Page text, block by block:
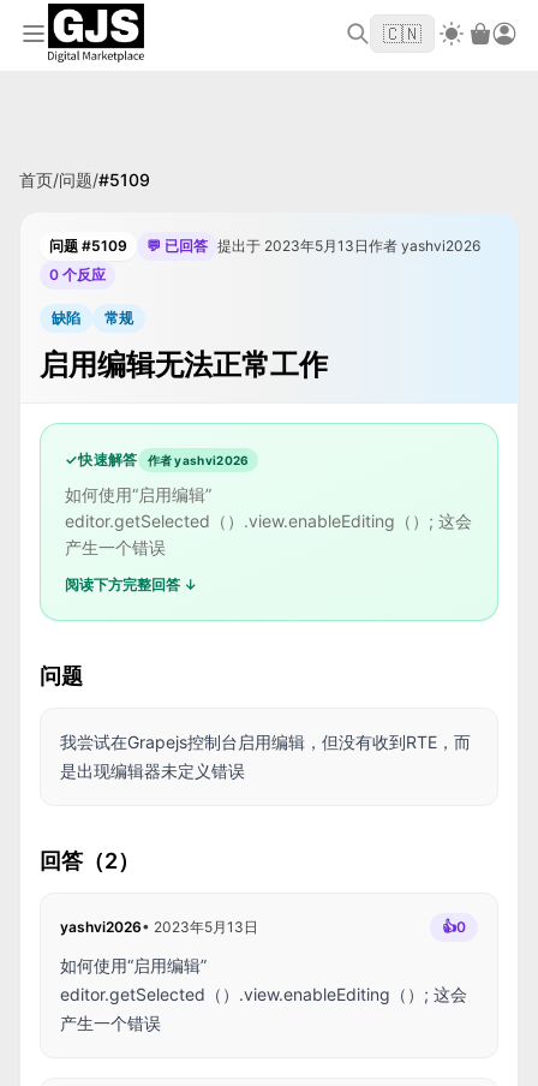
欢迎来到 GJS.MARKET！使用优惠码 WELCOME2026
首单立
🇨🇳
首页/问题/#5109
问题 #5109 💬 已回答 提出于 2023年5月13日作者 yashvi2026
0 个反应
缺陷 常规
启用编辑无法正常工作
✓快速解答 作者 yashvi2026
如何使用“启用编辑”
editor.getSelected（）.view.enableEditing（）; 这会
产生一个错误
阅读下方完整回答 ↓
问题
我尝试在Grapejs控制台启用编辑，但没有收到RTE，而
是出现编辑器未定义错误
回答（2）
yashvi2026• 2023年5月13日 👍0
如何使用“启用编辑”
editor.getSelected（）.view.enableEditing（）; 这会
产生一个错误